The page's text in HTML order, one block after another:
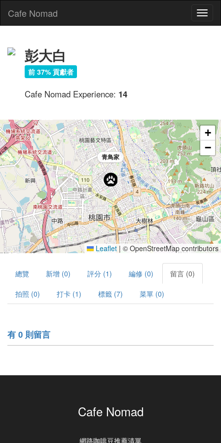
Cafe Nomad
彭大白
前 37% 貢獻者
Cafe Nomad Experience: 14
青鳥家
+
−
Leaflet | © OpenStreetMap contributors
總覽 新增 (0) 評分 (1) 編修 (0) 留言 (0)
拍照 (0) 打卡 (1) 標籤 (7) 菜單 (0)
有 0 則留言
Cafe Nomad
網路咖啡豆推薦清單